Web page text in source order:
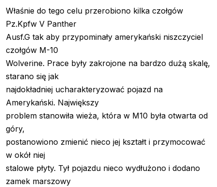
Właśnie do tego celu przerobiono kilka czołgów
Pz.Kpfw V Panther
Ausf.G tak aby przypominały amerykański niszczyciel
czołgów M-10
Wolverine. Prace były zakrojone na bardzo dużą skalę,
starano się jak
najdokładniej ucharakteryzować pojazd na
Amerykański. Największy
problem stanowiła wieża, która w M10 była otwarta od
góry,
postanowiono zmienić nieco jej kształt i przymocować
w okół niej
stalowe płyty. Tył pojazdu nieco wydłużono i dodano
zamek marszowy